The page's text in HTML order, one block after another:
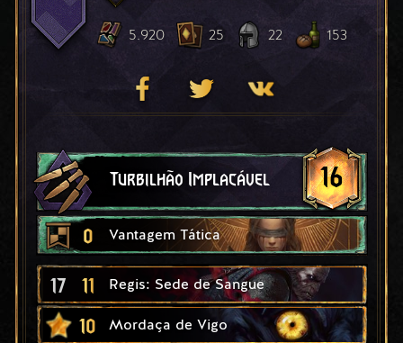
5.920 25 22 153
Turbilhão Implacável 16
0 Vantagem Tática
17 11 Regis: Sede de Sangue
10 Mordaça de Vigo